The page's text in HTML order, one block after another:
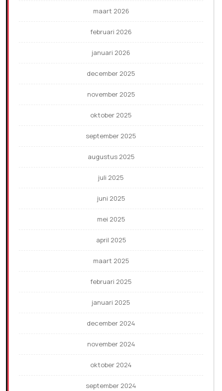
maart 2026
februari 2026
januari 2026
december 2025
november 2025
oktober 2025
september 2025
augustus 2025
juli 2025
juni 2025
mei 2025
april 2025
maart 2025
februari 2025
januari 2025
december 2024
november 2024
oktober 2024
september 2024